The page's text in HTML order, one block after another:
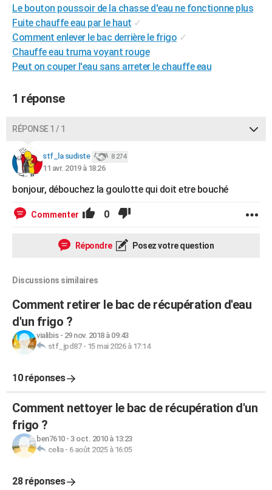
Alimentation
Guide de la santé
Maladies
Médicaments
Sommeil
VOYAGE
PHOTO
GUIDES D'ACHAT
CARTE DE VOEUX
Carte de Noël
Carte Bonne année
Carte Saint-Valentin
Carte Pâques
Carte d'anniversaire
DICTIONNAIRE
Dictionnaire
Biographies
Citations
Expressions
Proverbes
PROGRAMME TV
AVIS DE DÉCÈS
Le bouton poussoir de la chasse d'eau ne fonctionne plus
Fuite chauffe eau par le haut ✓
Comment enlever le bac derrière le frigo ✓
Chauffe eau truma voyant rouge
Peut on couper l'eau sans arreter le chauffe eau
1 réponse
RÉPONSE 1 / 1
stf_la sudiste 8 274
11 avr. 2019 à 18:26
bonjour, débouchez la goulotte qui doit etre bouché
Commenter 0
Répondre Posez votre question
Discussions similaires
Comment retirer le bac de récupération d'eau
d'un frigo ?
vialibis- 29 nov. 2018 à 09:43
stf_jpd87- 15 mai 2026 à 17:14
10 réponses
Comment nettoyer le bac de récupération d'un
frigo ?
ben7610- 3 oct. 2010 à 13:23
celia- 6 août 2025 à 16:05
28 réponses